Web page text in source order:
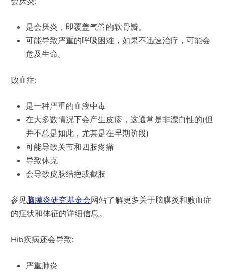
是会厌炎，即覆盖气管的软骨瓣。
可能导致严重的呼吸困难，如果不迅速治疗，可能会
危及生命。
败血症:
是一种严重的血液中毒
在大多数情况下会产生皮疹，这通常是非漂白性的(但
并不总是如此，尤其是在早期阶段)
可能导致关节和四肢疼痛
导致休克
会导致皮肤结疤或截肢
参见脑膜炎研究基金会网站了解更多关于脑膜炎和败血症
的症状和体征的详细信息。
Hib疾病还会导致:
严重肺炎